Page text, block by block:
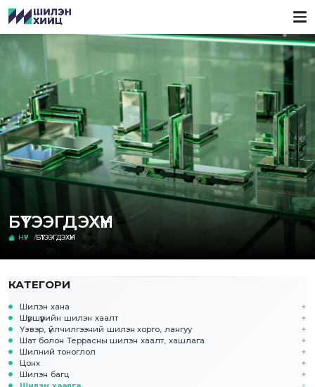
БҮТЭЭГДЭХҮҮН
НҮҮР БҮТЭЭГДЭХҮҮН
КАТЕГОРИ
Шилэн хана
Шүршүүрийн шилэн хаалт
Үзвэр, үйлчилгээний шилэн хорго, лангуу
Шат болон Террасны шилэн хаалт, хашлага
Шилний тоноглол
Цонх
Шилэн багц